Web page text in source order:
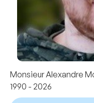
Monsieur Alexandre
1990 - 2026